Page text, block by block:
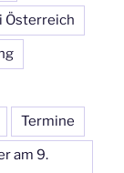
Österreich
Termine
am 9.